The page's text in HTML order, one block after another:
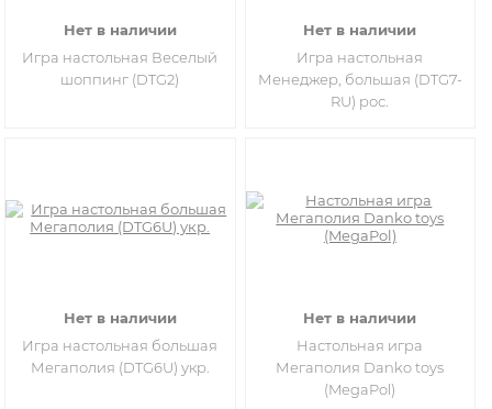
Нет в наличии
Игра настольная Веселый
шоппинг (DTG2)
Нет в наличии
Игра настольная
Менеджер, большая (DTG7-
RU) рос.
Нет в наличии
Игра настольная большая
Мегаполия (DTG6U) укр.
Нет в наличии
Настольная игра
Мегаполия Danko toys
(MegaPol)